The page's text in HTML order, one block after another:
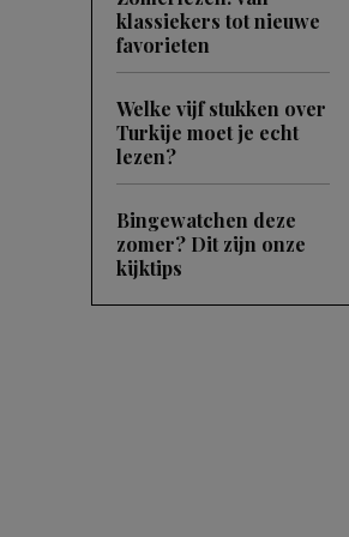
klassiekers tot nieuwe
favorieten
Welke vijf stukken over
Turkije moet je echt
lezen?
Bingewatchen deze
zomer? Dit zijn onze
kijktips